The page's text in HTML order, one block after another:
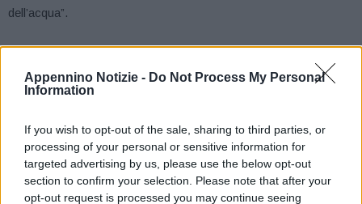
Appennino Notizie - Do Not Process My Personal
Information
If you wish to opt-out of the sale, sharing to third parties, or
processing of your personal or sensitive information for
targeted advertising by us, please use the below opt-out
section to confirm your selection. Please note that after your
opt-out request is processed you may continue seeing
dell’acqua”.
fiume, la compagnia chiuderà il percorso di creazione
residenziale con “lo specchio della luna” chiudendo un percorso
sul territorio del Frignano da diversi anni proponendo una poetica
delicata attraverso la danza che crea esperienze immersive per
lo spettatore.